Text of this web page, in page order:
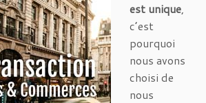
est unique,
c’est
pourquoi
nous avons
choisi de
nous